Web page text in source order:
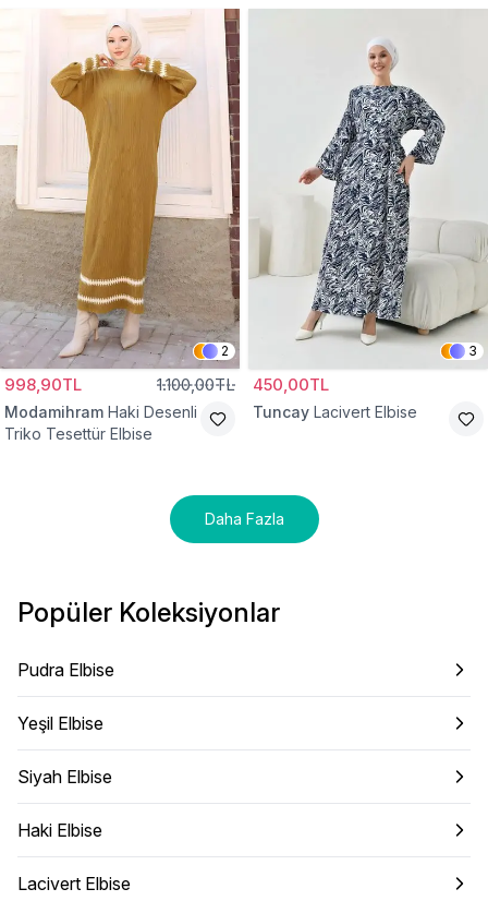
2
998,90TL 1.100,00TL
Modamihram Haki Desenli
Triko Tesettür Elbise
3
450,00TL
Tuncay Lacivert Elbise
Daha Fazla
Popüler Koleksiyonlar
Pudra Elbise
Yeşil Elbise
Siyah Elbise
Haki Elbise
Lacivert Elbise